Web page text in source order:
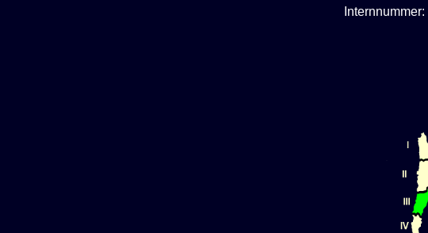
Internnummer: